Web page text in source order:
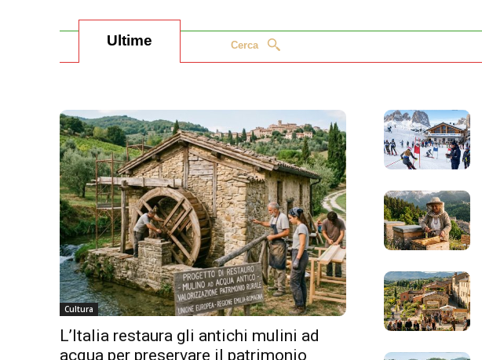
Ultime Cerca
Cultura
L’Italia restaura gli antichi mulini ad
acqua per preservare il patrimonio